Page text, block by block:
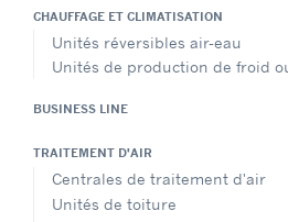
CHAUFFAGE ET CLIMATISATION
Unités réversibles air-eau
Unités de production de froid
BUSINESS LINE
TRAITEMENT D'AIR
Centrales de traitement d'air
Unités de toiture